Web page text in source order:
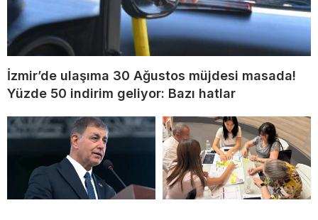
İzmir’de ulaşıma 30 Ağustos müjdesi masada!
Yüzde 50 indirim geliyor: Bazı hatlar